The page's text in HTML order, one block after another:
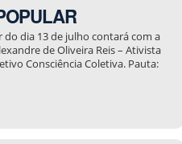
do dia 13 de julho contará com a
de Oliveira Reis – Ativista
Consciência Coletiva. Pauta: